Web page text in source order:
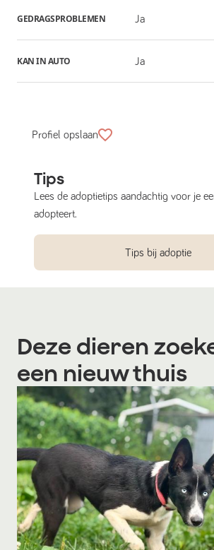
GEDRAGSPROBLEMEN Ja
KAN IN AUTO Ja
Profiel opslaan
Tips
Lees de adoptietips aandachtig voor je
adopteert.
Tips bij adoptie
Deze dieren
een nieuw thuis